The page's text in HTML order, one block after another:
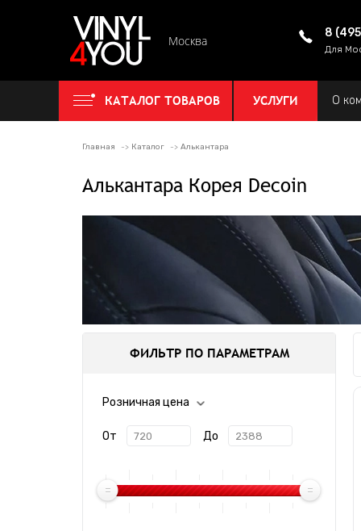
Москва
8
Для
КАТАЛОГ ТОВАРОВ УСЛУГИ О
Главная Каталог Алькантара
Алькантара Корея Decoin
ФИЛЬТР ПО ПАРАМЕТРАМ
Розничная цена
От До